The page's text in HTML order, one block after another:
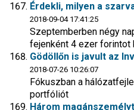
Érdekli, milyen a
2018-09-04 17:41:25
Szeptemberben négy
fejenként 4 ezer forintot
Gödöllőn is javult az
2018-07-26 10:26:07
Fókuszban a
portfóliót
Három